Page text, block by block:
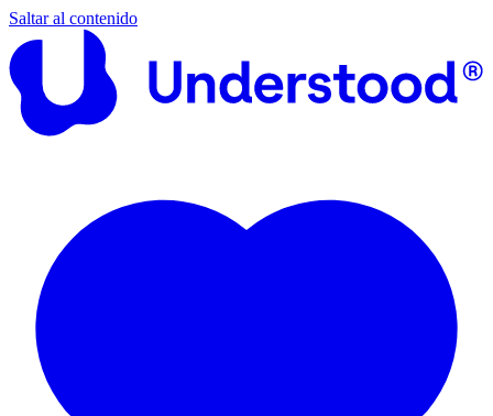
Saltar al contenido